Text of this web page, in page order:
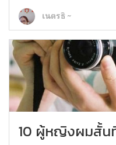
เนตรธิ ~
10 ผู้หญิงผมสั้น